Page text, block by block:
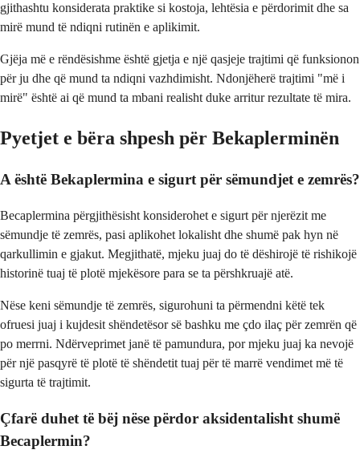
gjithashtu konsiderata praktike si kostoja, lehtësia e përdorimit dhe sa
mirë mund të ndiqni rutinën e aplikimit.
Gjëja më e rëndësishme është gjetja e një qasjeje trajtimi që funksionon
për ju dhe që mund ta ndiqni vazhdimisht. Ndonjëherë trajtimi "më i
mirë" është ai që mund ta mbani realisht duke arritur rezultate të mira.
Pyetjet e bëra shpesh për Bekaplerminën
A është Bekaplermina e sigurt për sëmundjet e zemrës?
Becaplermina përgjithësisht konsiderohet e sigurt për njerëzit me
sëmundje të zemrës, pasi aplikohet lokalisht dhe shumë pak hyn në
qarkullimin e gjakut. Megjithatë, mjeku juaj do të dëshirojë të rishikojë
historinë tuaj të plotë mjekësore para se ta përshkruajë atë.
Nëse keni sëmundje të zemrës, sigurohuni ta përmendni këtë tek
ofruesi juaj i kujdesit shëndetësor së bashku me çdo ilaç për zemrën që
po merrni. Ndërveprimet janë të pamundura, por mjeku juaj ka nevojë
për një pasqyrë të plotë të shëndetit tuaj për të marrë vendimet më të
sigurta të trajtimit.
Çfarë duhet të bëj nëse përdor aksidentalisht shumë
Becaplermin?